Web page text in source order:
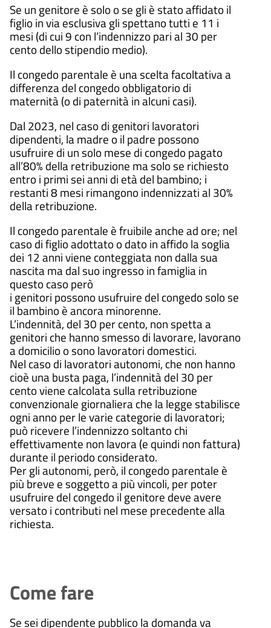
Se un genitore è solo o se gli è stato affidato il
figlio in via esclusiva gli spettano tutti e 11 i
mesi (di cui 9 con l’indennizzo pari al 30 per
cento dello stipendio medio).
Il congedo parentale è una scelta facoltativa a
differenza del congedo obbligatorio di
maternità (o di paternità in alcuni casi).
Dal 2023, nel caso di genitori lavoratori
dipendenti, la madre o il padre possono
usufruire di un solo mese di congedo pagato
all’80% della retribuzione ma solo se richiesto
entro i primi sei anni di età del bambino; i
restanti 8 mesi rimangono indennizzati al 30%
della retribuzione.
Il congedo parentale è fruibile anche ad ore; nel
caso di figlio adottato o dato in affido la soglia
dei 12 anni viene conteggiata non dalla sua
nascita ma dal suo ingresso in famiglia in
questo caso però
i genitori possono usufruire del congedo solo se
il bambino è ancora minorenne.
L’indennità, del 30 per cento, non spetta a
genitori che hanno smesso di lavorare, lavorano
a domicilio o sono lavoratori domestici.
Nel caso di lavoratori autonomi, che non hanno
cioè una busta paga, l’indennità del 30 per
cento viene calcolata sulla retribuzione
convenzionale giornaliera che la legge stabilisce
ogni anno per le varie categorie di lavoratori;
può ricevere l’indennizzo soltanto chi
effettivamente non lavora (e quindi non fattura)
durante il periodo considerato.
Per gli autonomi, però, il congedo parentale è
più breve e soggetto a più vincoli, per poter
usufruire del congedo il genitore deve avere
versato i contributi nel mese precedente alla
richiesta.
Come fare
Se sei dipendente pubblico la domanda va